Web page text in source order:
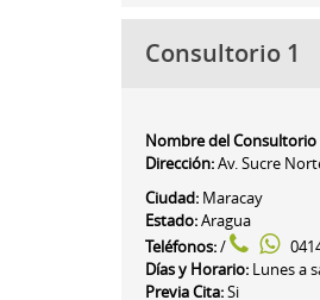
Consultorio 1
Nombre del Consultorio
Dirección:Av. Sucre
Ciudad: Maracay
Estado:Aragua
Teléfonos:/
Días y Horario: Lunes a
Previa Cita:Si